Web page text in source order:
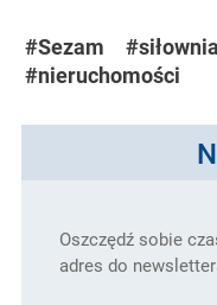
#Sezam #siłownia
#nieruchomości
Oszczędź sobie
adres do